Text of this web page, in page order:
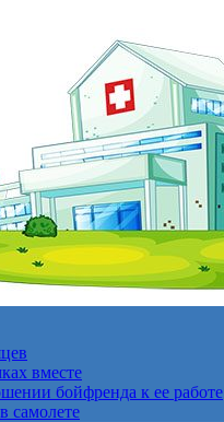
вместе
бойфренда к ее работе
самолете